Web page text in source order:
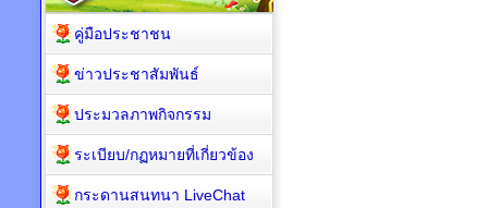
คู่มือประชาชน
ข่าวประชาสัมพันธ์
ประมวลภาพกิจกรรม
ระเบียบ/กฏหมายที่เกี่ยวข้อง
กระดานสนทนา LiveChat